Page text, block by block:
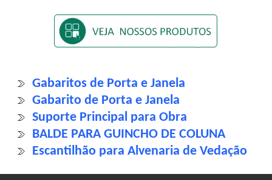
Gabaritos de Porta e Janela
Gabarito de Porta e Janela
Suporte Principal para Obra
BALDE PARA GUINCHO DE COLUNA
Escantilhão para Alvenaria de Vedação